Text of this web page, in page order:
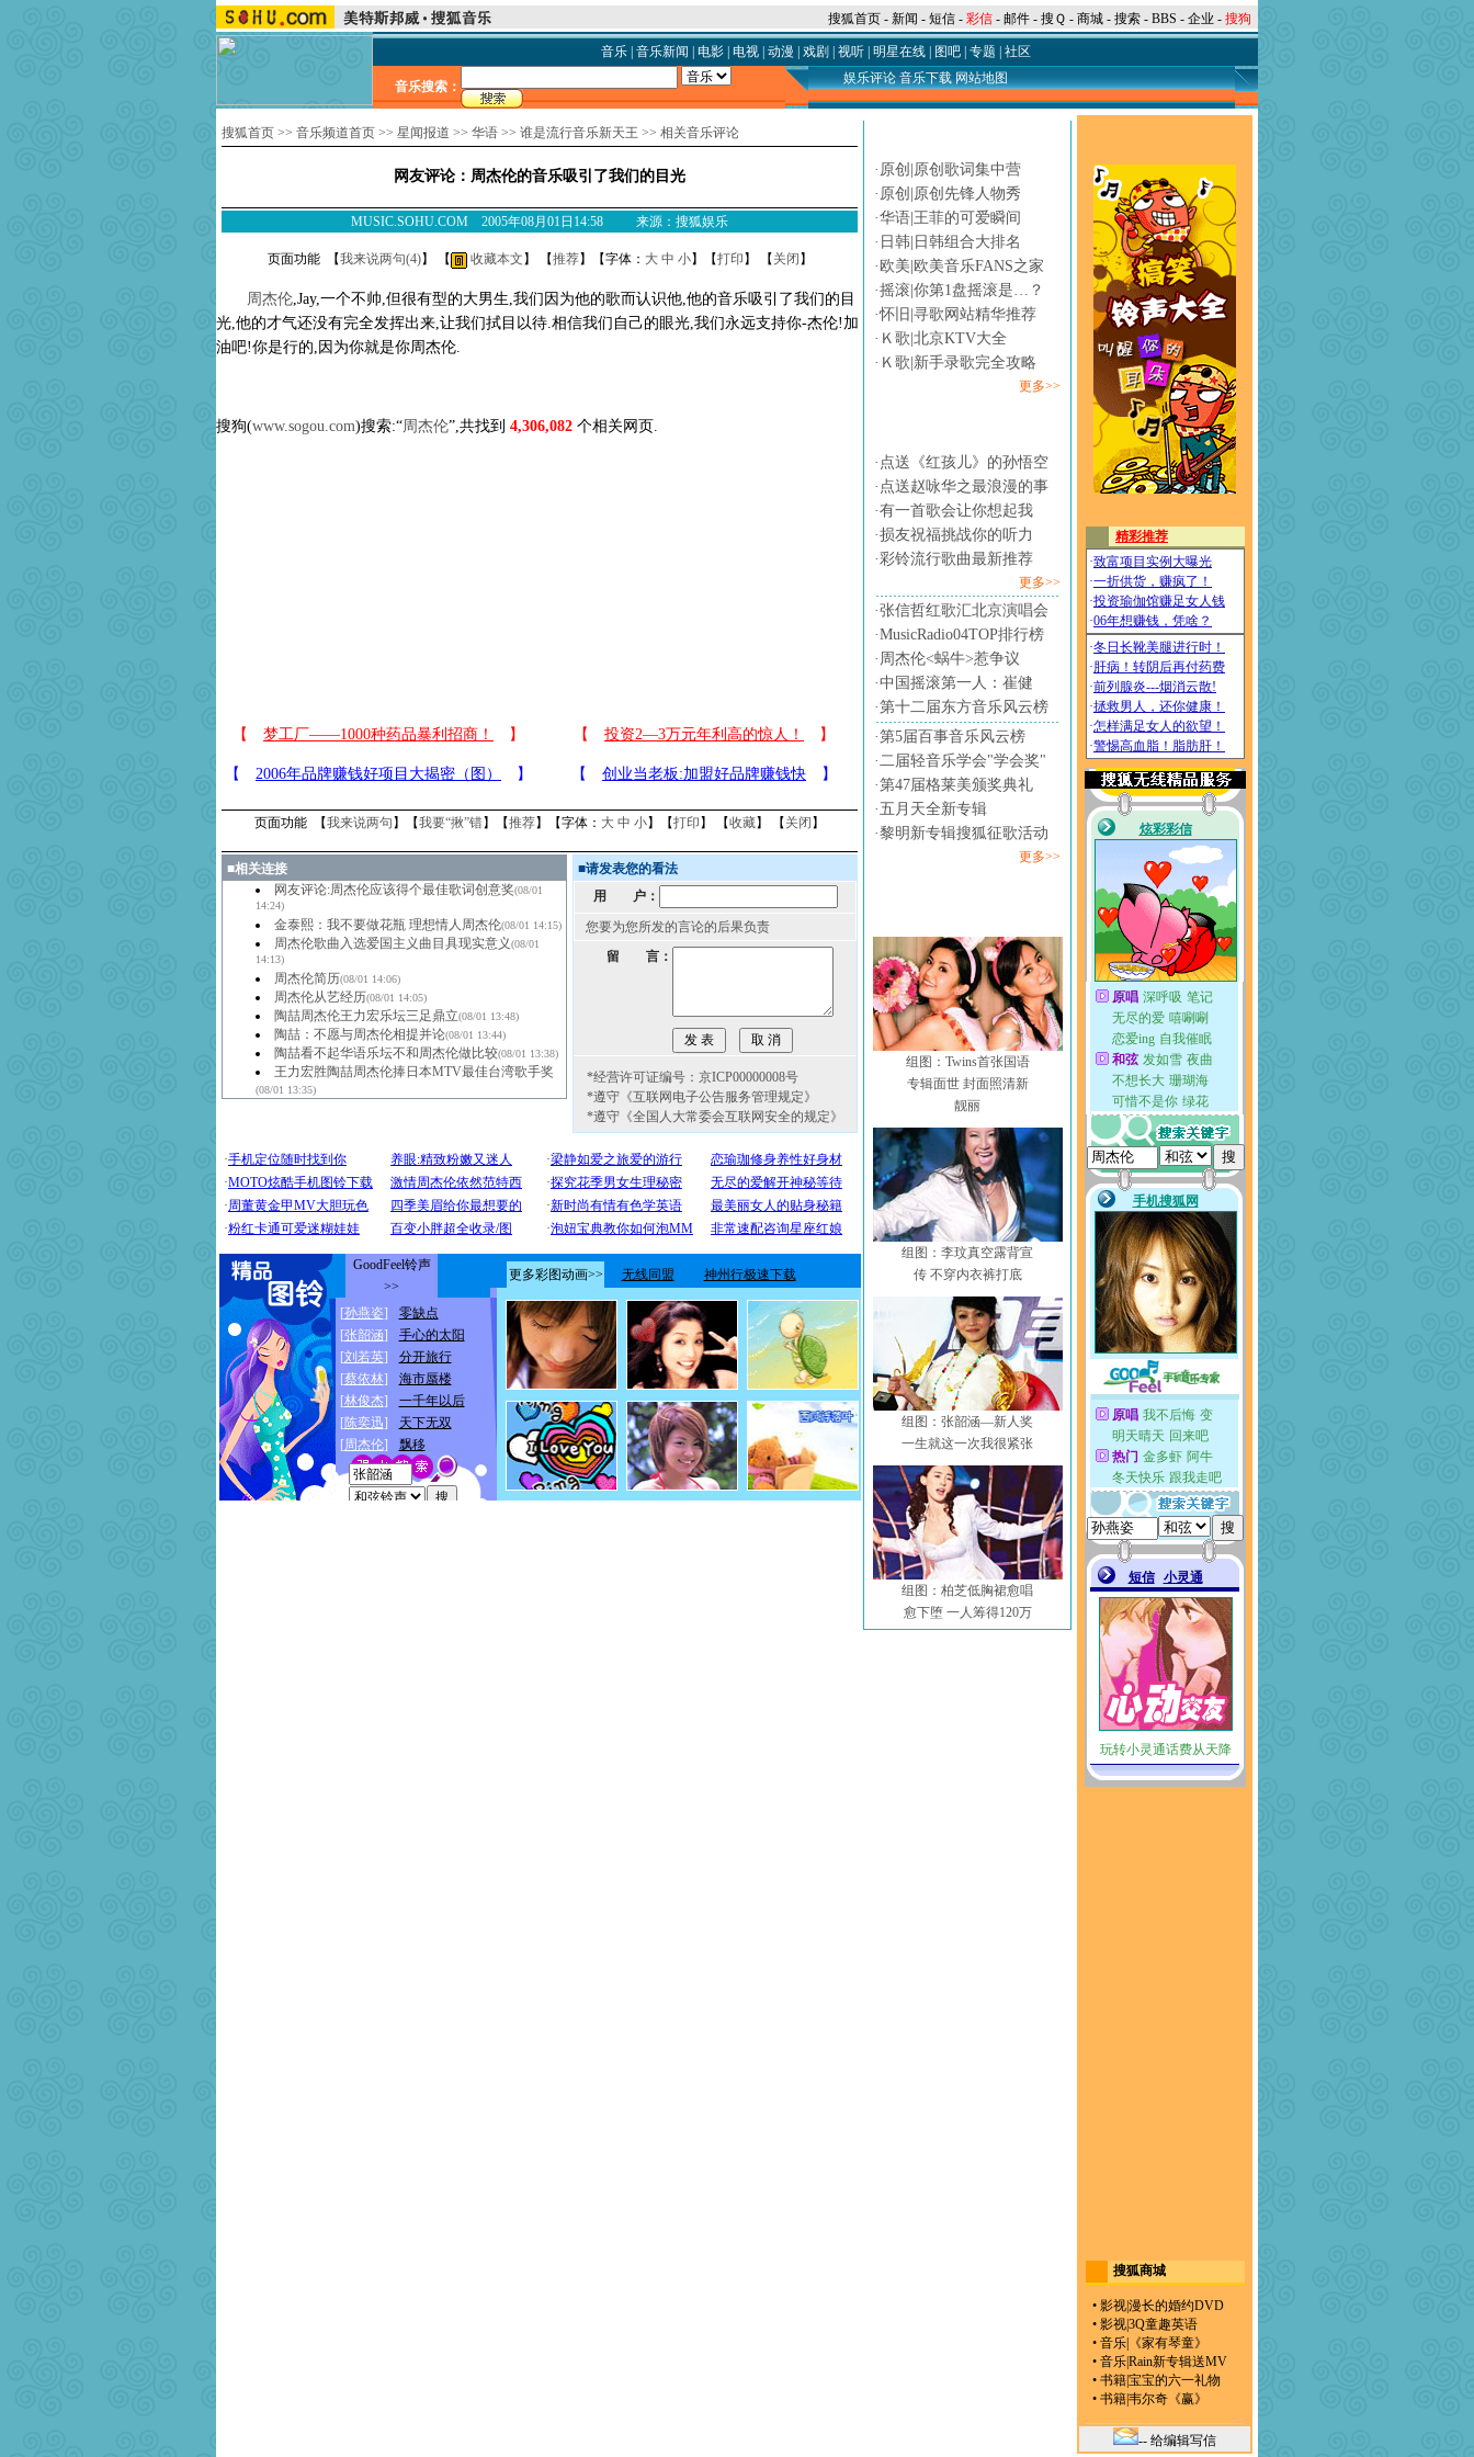
搜狐首页 - 新闻 - 短信 - 彩信 - 邮件 - 搜Ｑ - 商城 - 搜索 - BBS - 企业 - 搜狗
音乐| 音乐新闻 电影| 电视| 动漫 戏剧 视听| 明星在线| 图吧| 专题 社区
音乐搜索：
娱乐评论 音乐下载 网站地图
搜狐首页 >> 音乐频道首页 >> 星闻报道 >> 华语 >> 谁是流行音乐新天王 >> 相关音乐评论
网友评论：周杰伦的音乐吸引了我们的目光
MUSIC.SOHU.COM 2005年08月01日14:58 来源：搜狐娱乐
页面功能 【我来说两句(4)】 【 收藏本文 】 【推荐】【字体： 大 中 小】【打印 】 【 关闭 】
周杰伦,Jay,一个不帅,但很有型的大男生,我们因为他的歌而认识他,他的音乐吸引了我们的目
光,他的才气还没有完全发挥出来,让我们拭目以待.相信我们自己的眼光,我们永远支持你-杰伦!加
油吧!你是行的,因为你就是你周杰伦.
搜狗(www.sogou.com)搜索:“周杰伦”,共找到 4,306,082 个相关网页.
页面功能 【我来说两句 】【我要“揪”错】【推荐】【字体： 大 中 小】【打印 】 【收藏】 【 关闭 】
■相关连接
网友评论:周杰伦应该得个最佳歌词创意奖(08/01
14:24)
金泰熙：我不要做花瓶 理想情人周杰伦(08/01 14:15)
周杰伦歌曲入选爱国主义曲目具现实意义(08/01
14:13)
周杰伦简历(08/01 14:06)
周杰伦从艺经历(08/01 14:05)
陶喆周杰伦王力宏乐坛三足鼎立(08/01 13:48)
陶喆：不愿与周杰伦相提并论(08/01 13:44)
陶喆看不起华语乐坛不和周杰伦做比较(08/01 13:38)
王力宏胜陶喆周杰伦捧日本MTV最佳台湾歌手奖
(08/01 13:35)
■请发表您的看法
用 户：
您要为您所发的言论的后果负责
留 言：
*经营许可证编号：京ICP00000008号
*遵守《互联网电子公告服务管理规定》
*遵守《全国人大常委会互联网安全的规定》
· 原创|原创歌词集中营
· 原创|原创先锋人物秀
·华语|王菲的可爱瞬间
· 日韩|日韩组合大排名
· 欧美|欧美音乐FANS之家
·摇滚|你第1盘摇滚是…？
·怀旧|寻歌网站精华推荐
· Ｋ歌|北京KTV大全
· Ｋ歌|新手录歌完全攻略
更多>>
· 点送《红孩儿》的孙悟空
· 点送赵咏华之最浪漫的事
·有一首歌会让你想起我
·损友祝福挑战你的听力
·彩铃流行歌曲最新推荐
更多>>
·张信哲红歌汇北京演唱会
·MusicRadio04TOP排行榜
· 周杰伦<蜗牛>惹争议
·中国摇滚第一人：崔健
·第十二届东方音乐风云榜
·第5届百事音乐风云榜
·二届轻音乐学会"学会奖"
·第47届格莱美颁奖典礼
· 五月天全新专辑
·黎明新专辑搜狐征歌活动
更多>>
组图：Twins首张国语
专辑面世 封面照清新
靓丽
组图：李玟真空露背宣
传 不穿内衣裤打底
组图：张韶涵—新人奖
一生就这一次我很紧张
组图：柏芝低胸裙愈唱
愈下堕 一人筹得120万
搜狐商城
• 影视漫长的婚约DVD
• 影视3Q童趣英语
• 音乐
《家有琴童》
• 音乐Rain新专辑送MV
• 书籍宝宝的六一礼物
• 书籍韦尔奇《赢》
-- 给编辑写信